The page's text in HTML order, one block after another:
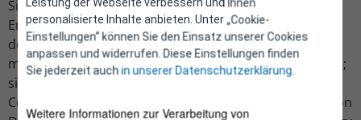
Leistung der Webseite verbessern und Ihnen
personalisierte Inhalte anbieten. Unter „Cookie-
Einstellungen“ können Sie den Einsatz unserer Cookies
anpassen und widerrufen. Diese Einstellungen finden
Sie jederzeit auchin unserer Datenschutzerklärung.
Weitere Informationen zur Verarbeitung von
Siehe dazu auch Art 2 Z 26 der RL 2012/27/EU idgF,
Empfehlung der Kommission betreffend die Definition
der Kleinstunternehmen sowie der kleinen und
mittleren Unternehmen (ABl. L 124 vom 20.5.2003, S. 36;
siehe EG 3 und Art 1 des Anhangs), siehe weiter das
Commission Staff Working Document, Guidance note on